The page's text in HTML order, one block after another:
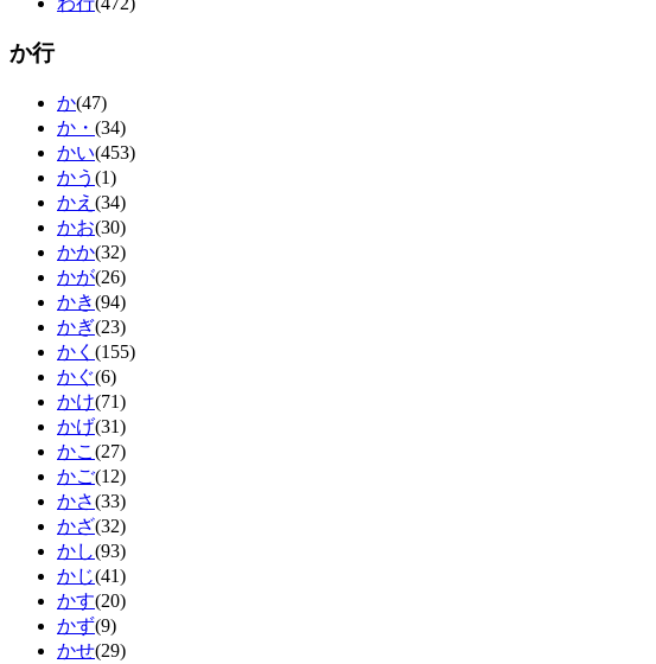
か行
か(47)
か・ (34)
かい(453)
かう (1)
かえ (34)
かお(30)
かか(32)
かが(26)
かき(94)
かぎ(23)
かく (155)
かぐ(6)
かけ(71)
かげ(31)
かこ (27)
かご(12)
かさ(33)
かざ(32)
かし(93)
かじ(41)
かす(20)
かず(9)
かせ(29)